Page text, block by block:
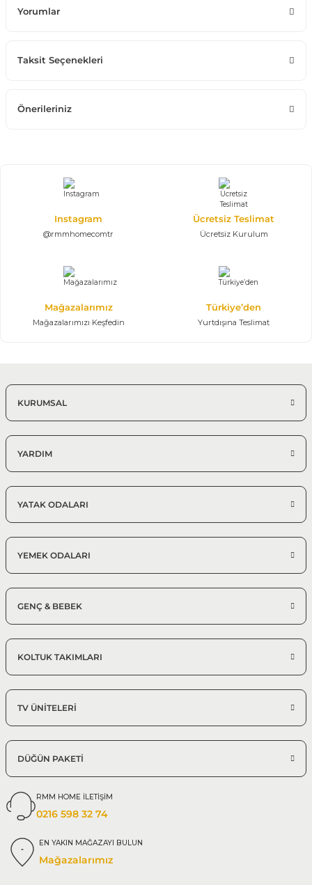
Yorumlar
Taksit Seçenekleri
Önerileriniz
Instagram
@rmmhomecomtr
Ücretsiz Teslimat
Ücretsiz Kurulum
Mağazalarımız
Mağazalarımızı Keşfedin
Türkiye’den
Yurtdışına Teslimat
KURUMSAL
YARDIM
YATAK ODALARI
YEMEK ODALARI
GENÇ & BEBEK
KOLTUK TAKIMLARI
TV ÜNİTELERİ
DÜĞÜN PAKETİ
RMM HOME İLETİŞİM
0216 598 32 74
EN YAKIN MAĞAZAYI BULUN
Mağazalarımız